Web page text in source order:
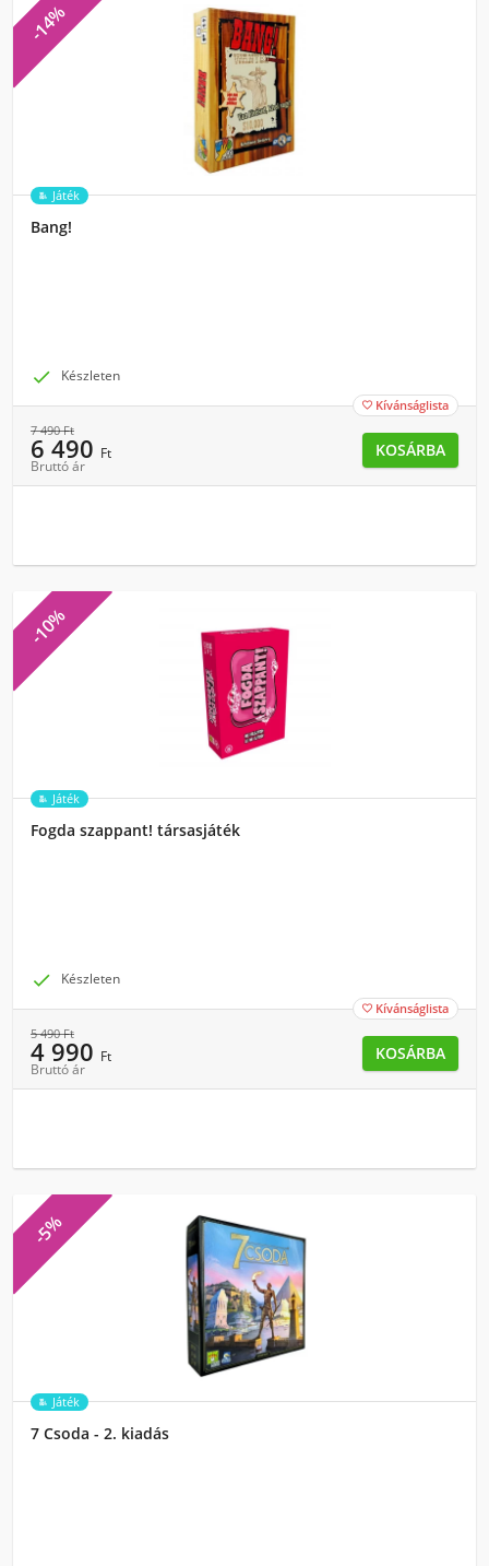
-14%
Játék
Bang!
 Készleten
 Kívánságlista
7 490Ft
6 490 Ft
Bruttó ár
KOSÁRBA
-10%
Játék
Fogda szappant! társasjáték
 Készleten
 Kívánságlista
5 490Ft
4 990 Ft
Bruttó ár
KOSÁRBA
-5%
Játék
7 Csoda - 2. kiadás